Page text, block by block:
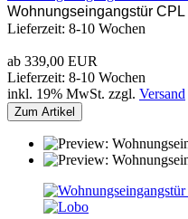
Wohnungseingangstür
Lieferzeit: 8-10 Wochen
ab 339,00 EUR
Lieferzeit: 8-10 Wochen
inkl. 19% MwSt. zzgl. Versand
Zum Artikel